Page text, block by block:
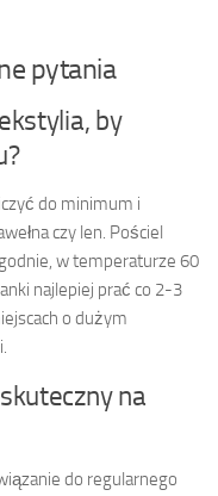
pytania
by
do minimum i
czy len. Pościel
w temperaturze 60
najlepiej prać co 2-3
o dużym
na
do regularnego